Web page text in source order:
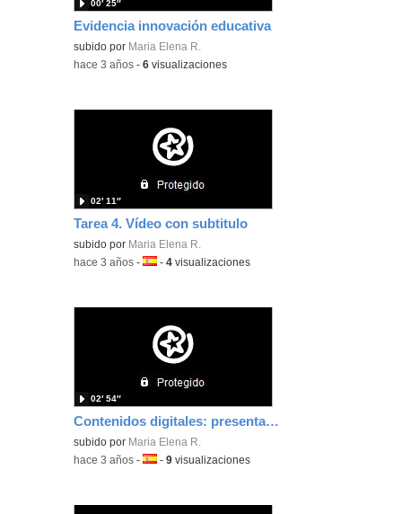
Evidencia innovación educativa
subido por Maria Elena R.
00′ 25″
-hace 3 años -6 visualizaciones
Tarea 4. Vídeo con subtitulo
subido por Maria Elena R.
02′ 11″
-hace 3 años -Idioma:
-4 visualizaciones
Contenidos digitales: presentación
subido por Maria Elena R.
02′ 54″
-hace 3 años -Idioma:
-9 visualizaciones